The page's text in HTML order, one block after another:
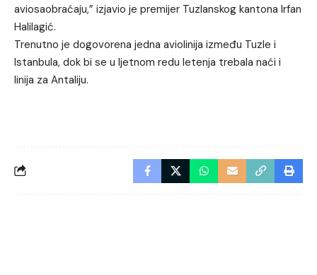
aviosaobraćaju,” izjavio je premijer Tuzlanskog kantona Irfan
Halilagić.
Trenutno je dogovorena jedna aviolinija između Tuzle i
Istanbula, dok bi se u ljetnom redu letenja trebala naći i
linija za Antaliju.